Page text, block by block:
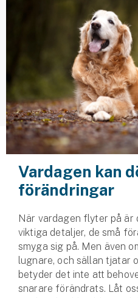
Husvagnsförsäkring
Märkesförsäkringar
Båt
Båtförsäkring
Märkesförsäkringar
Vattenskoterförsäkring
Sportfiskarna
Djur
Hundförsäkring
Vardagen kan
förändringar
När vardagen flyter på är
viktiga detaljer, de små
smyga sig på. Men även
lugnare, och sällan tjatar
betyder det inte att
snarare förändrats. Låt